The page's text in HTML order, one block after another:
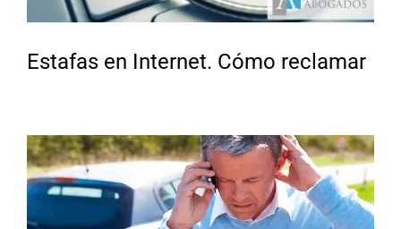
Estafas en Internet. Cómo reclamar